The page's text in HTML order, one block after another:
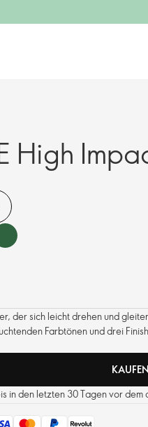
High
der sich leicht drehen und
Farbtönen und drei
KAUFEN
in den letzten 30 Tagen vor